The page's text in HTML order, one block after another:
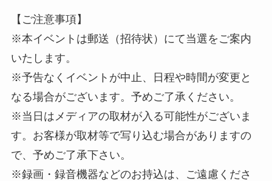
【ご注意事項】
※本イベントは郵送（招待状）にて当選をご案内
いたします。
※予告なくイベントが中止、日程や時間が変更と
なる場合がございます。予めご了承ください。
※当日はメディアの取材が入る可能性がございま
す。お客様が取材等で写り込む場合がありますの
で、予めご了承下さい。
※録画・録音機器などのお持込は、ご遠慮くださ